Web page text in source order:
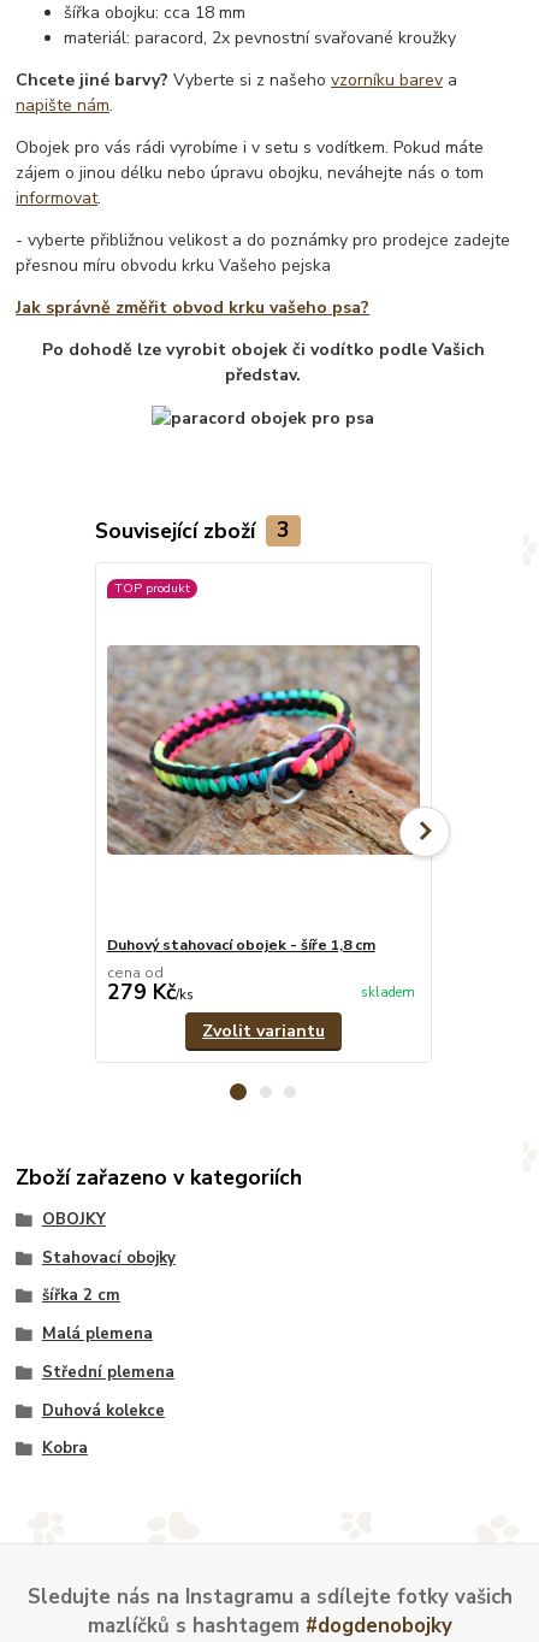
šířka obojku: cca 18 mm
materiál: paracord, 2x pevnostní svařované kroužky
Chcete jiné barvy? Vyberte si z našehovzorníku barev a
napište nám.
Obojek pro vás rádi vyrobíme i v setu s vodítkem. Pokud máte
zájem o jinou délku nebo úpravu obojku, neváhejte nás o tom
informovat.
- vyberte přibližnou velikost a do poznámky pro prodejce zadejte
přesnou míru obvodu krku Vašeho pejska
Jak správně změřit obvod krku vašeho psa?
Po dohodě lze vyrobit obojek či vodítko podle Vašich
představ.
Související zboží 3
TOP produkt
Duhový stahovací obojek - šíře 1,8 cm
cena od
279 Kč/ks skladem
Zvolit variantu
Zboží zařazeno v kategoriích
OBOJKY
Stahovací obojky
šířka 2 cm
Malá plemena
Střední plemena
Duhová kolekce
Kobra
Sledujte nás na Instagramu a sdílejte fotky vašich
mazlíčků s hashtagem #dogdenobojky